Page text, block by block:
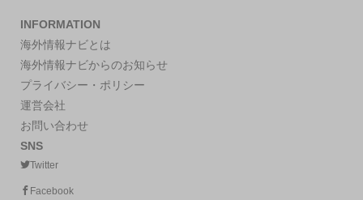
INFORMATION
海外情報ナビとは
海外情報ナビからのお知らせ
プライバシー・ポリシー
運営会社
お問い合わせ
SNS
Twitter
Facebook